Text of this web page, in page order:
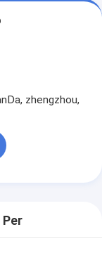
zhengzhou,